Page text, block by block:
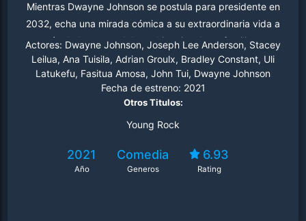
Mientras Dwayne Johnson se postula para presidente en
2032, echa una mirada cómica a su extraordinaria vida a
través de las escandalosas historias de su familia y su
juventud que lo convirtieron en el hombre que es hoy.
Explora sus años de infancia viviendo en medio de
influyentes íconos de la lucha libre mientras su padre
saltó a la fama en el negocio, sus rebeldes años de
adolescencia asistiendo a la escuela secundaria en
poderosos en la Universidad de Miami. En su relato,
Johnson explica que si bien sus experiencias han sido
Actores: Dwayne Johnson, Joseph Lee Anderson, Stacey
Leilua, Ana Tuisila, Adrian Groulx, Bradley Constant, Uli
Latukefu, Fasitua Amosa, John Tui, Dwayne Johnson
Fecha de estreno: 2021
Otros Titulos:
Young Rock
2021
Año
Comedia
Generos
6.93
Rating